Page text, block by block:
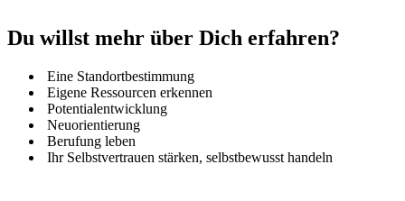
Du willst mehr über Dich erfahren?
Eine Standortbestimmung
Eigene Ressourcen erkennen
Potentialentwicklung
Neuorientierung
Berufung leben
Ihr Selbstvertrauen stärken, selbstbewusst handeln